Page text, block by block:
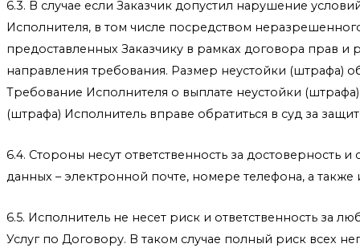
6.3. В случае если Заказчик допустил нарушение
Исполнителя, в том числе посредством
предоставленных Заказчику в рамках договора прав
направления требования. Размер неустойки (штрафа)
Требование Исполнителя о выплате неустойки
(штрафа) Исполнитель вправе обратиться в суд за
6.4. Стороны несут ответственность за
данных – электронной почте, номере телефона, а также
6.5. Исполнитель не несет риск и ответственность
Услуг по Договору. В таком случае полный риск всех